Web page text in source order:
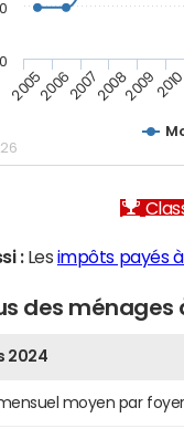
200520062007200820092010
:Les impôts payés
des ménages
2024
moyen par